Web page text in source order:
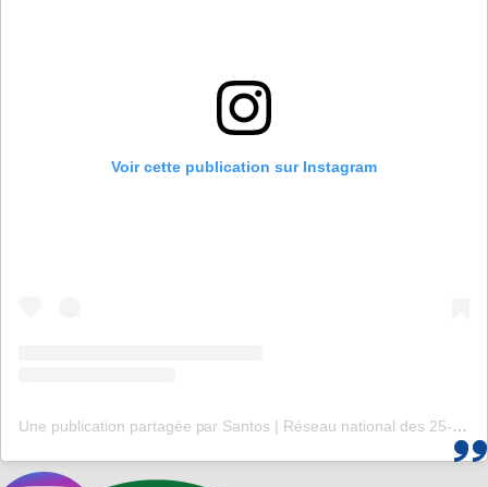
Voir cette publication sur Instagram
Une publication partagée par Santos | Réseau national des 25-35 (@santos_cef)